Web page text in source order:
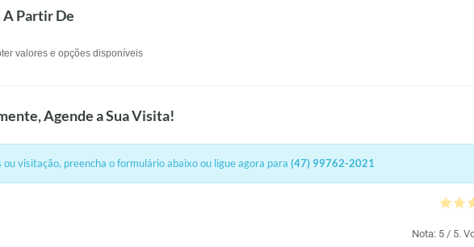
Partir De
valores e opções disponíveis
Agende a Sua Visita!
visitação, preencha o formulário abaixo ou ligue agora para (47) 99762-2021
Nota: 5 / 5.